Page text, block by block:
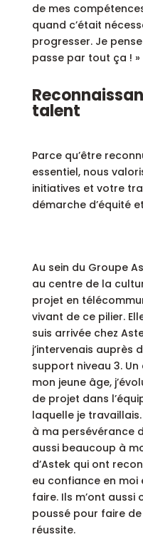
de mes
quand c’était
progresser. Je
passe par tout ça ! »
talent
Parce qu’être
essentiel, nous
initiatives et votre
démarche d’équité
Au sein du Groupe
au centre de la
projet en
vivant de ce pilier.
suis arrivée chez
j’intervenais auprès
support niveau 3.
mon jeune âge,
de projet dans
laquelle je
à ma persévérance
aussi beaucoup à
d’Astek qui ont
eu confiance en moi
faire. Ils m’ont
poussé pour faire
réussite.